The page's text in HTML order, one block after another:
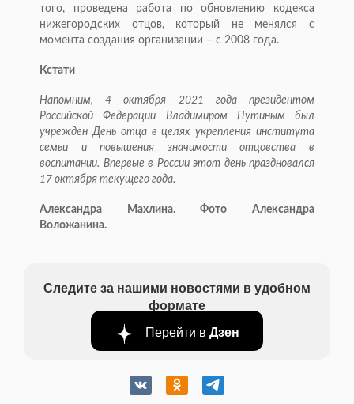
того, проведена работа по обновлению кодекса
нижегородских отцов, который не менялся с
момента создания организации – с 2008 года.
Кстати
Напомним, 4 октября 2021 года президентом
Российской Федерации Владимиром Путиным был
учрежден День отца в целях укрепления института
семьи и повышения значимости отцовства в
воспитании. Впервые в России этот день праздновался
17 октября текущего года.
Александра Махлина. Фото Александра
Воложанина.
Следите за нашими новостями в удобном
формате
Перейти в Дзен